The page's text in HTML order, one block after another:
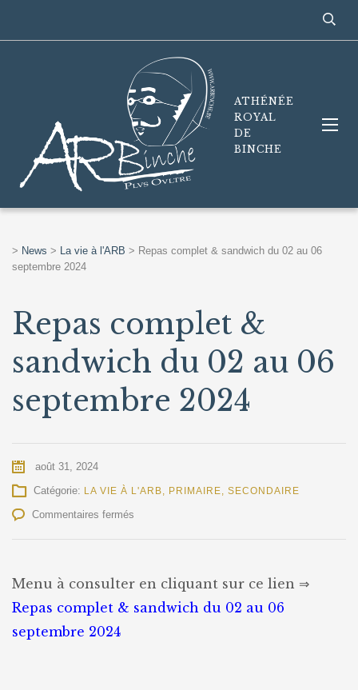
ATHÉNÉE
ROYAL
DE
BINCHE
> News > La vie à l'ARB > Repas complet & sandwich du 02 au 06
septembre 2024
Repas complet &
sandwich du 02 au 06
septembre 2024
août 31, 2024
Catégorie: LA VIE À L'ARB, PRIMAIRE, SECONDAIRE
Commentaires fermés
sandwich
02
Menu à consulter en cliquant sur ce lien ⇒
Repas complet & sandwich du 02 au 06
septembre 2024